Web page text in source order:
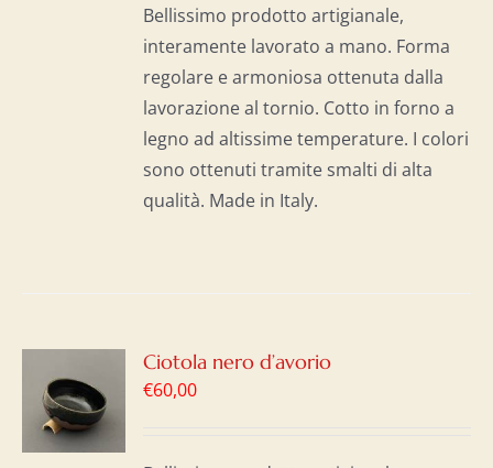
Bellissimo prodotto artigianale,
interamente lavorato a mano. Forma
regolare e armoniosa ottenuta dalla
lavorazione al tornio. Cotto in forno a
legno ad altissime temperature. I colori
sono ottenuti tramite smalti di alta
qualità. Made in Italy.
Ciotola nero d’avorio
€60,00